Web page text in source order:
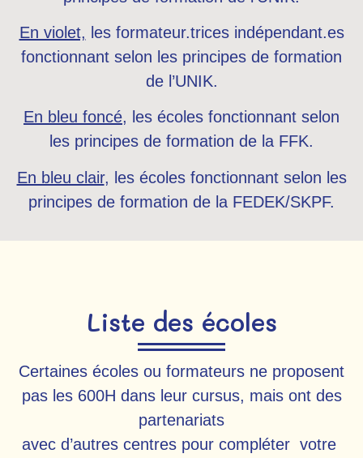
En violet, les formateur.trices indépendant.es
fonctionnant selon les principes de formation
de l’UNIK.
En bleu foncé, les écoles fonctionnant selon
les principes de formation de la FFK.
En bleu clair, les écoles fonctionnant selon les
principes de formation de la FEDEK/SKPF.
Liste des écoles
Certaines écoles ou formateurs ne proposent
pas les 600H dans leur cursus, mais ont des
partenariats
avec d’autres centres pour compléter votre